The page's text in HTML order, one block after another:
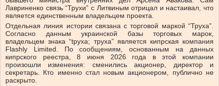
Лавриненко связь “Трухи” с Литвиным отрицал и настаивал, что
является единственным владельцем проекта.
Отдельная линия истории связана с торговой маркой “Труха”.
Согласно данным украинской базы торговых марок,
владельцем знака “tpyxa; труха” является кипрская компания
Flashly Limited. По сообщениям, основанным на данных
кипрского реестра, 8 июня 2026 года в этой компании
произошли изменения: сменились акционер, директор и
секретарь. Кто именно стал новым акционером, публично не
раскрыто.